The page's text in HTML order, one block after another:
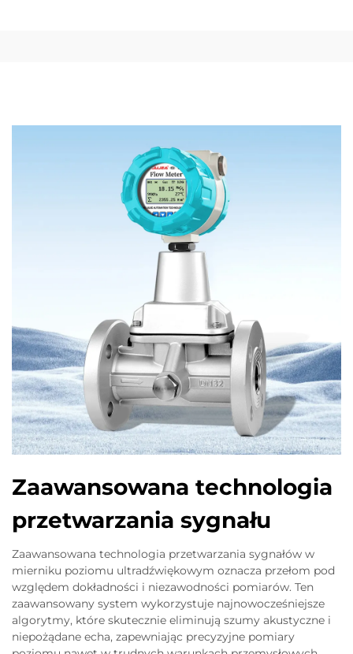
Zaawansowana technologia
przetwarzania sygnału
Zaawansowana technologia przetwarzania sygnałów w
mierniku poziomu ultradźwiękowym oznacza przełom pod
względem dokładności i niezawodności pomiarów. Ten
zaawansowany system wykorzystuje najnowocześniejsze
algorytmy, które skutecznie eliminują szumy akustyczne i
niepożądane echa, zapewniając precyzyjne pomiary